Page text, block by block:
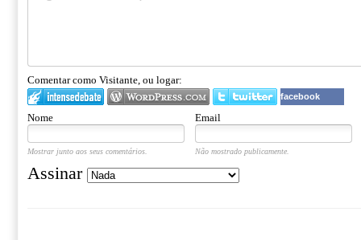
Comentar como Visitante, ou logar:
facebook
Nome Email
Mostrar junto aos seus comentários. Não mostrado publicamente.
Assinar